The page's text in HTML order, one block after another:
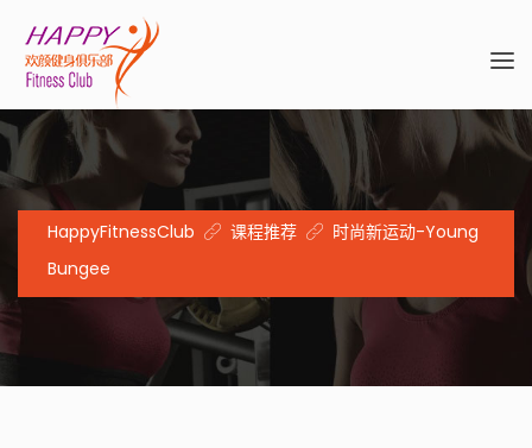
HappyFitnessClub 课程推荐
时尚新运动-Young
Bungee